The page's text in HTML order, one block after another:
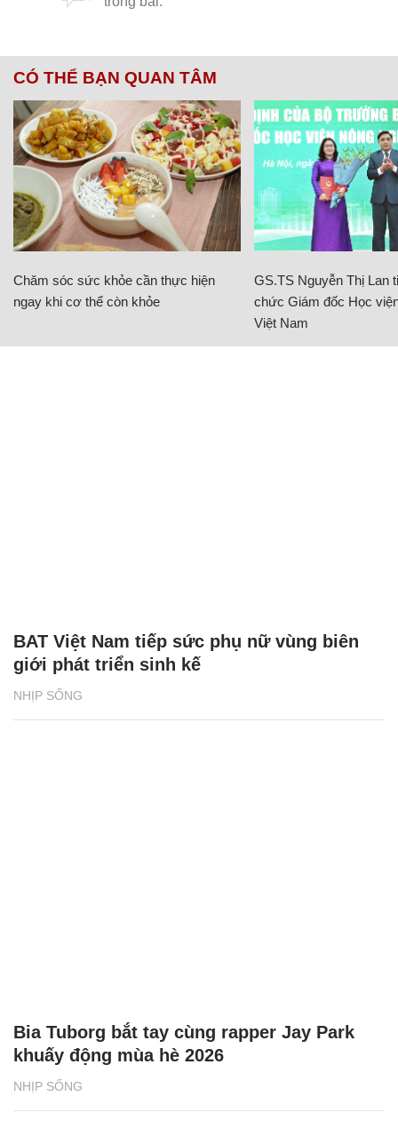
CÓ THỂ BẠN QUAN TÂM
Chăm sóc sức khỏe cần thực hiện
ngay khi cơ thể còn khỏe
GS.TS Nguyễn Thị Lan
chức Giám đốc Học
Việt Nam
NHỊP SỐNG
BAT Việt Nam tiếp sức phụ nữ vùng biên
giới phát triển sinh kế
NHỊP SỐNG
Bia Tuborg bắt tay cùng rapper Jay Park
khuấy động mùa hè 2026